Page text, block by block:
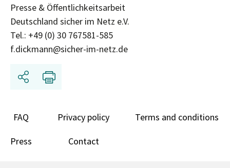
Presse & Öffentlichkeitsarbeit
Deutschland sicher im Netz e.V.
Tel.: +49 (0) 30 767581-585
f.dickmann@sicher-im-netz.de
Share
FAQ Privacy policy Terms and conditions
Press Contact